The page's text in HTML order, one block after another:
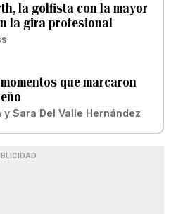
la golfista con la mayor
la gira profesional
que marcaron
y Sara Del Valle Hernández